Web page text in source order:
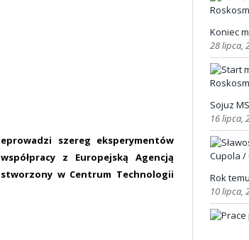
szereg eksperymentów
z Europejską Agencją
w Centrum Technologii
Koniec
28 lipca,
Sojuz
16 lipca,
Rok
10 lipca,